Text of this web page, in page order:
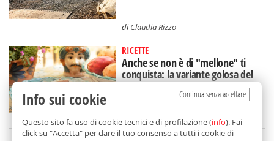
diClaudia Rizzo
RICETTE
Anche se non è di "mellone" ti
conquista: la variante golosa del
dolce (siciliano) estivo
diRedazione
Continua senza accettare
Info sui cookie
Questo sito fa uso di cookie tecnici e di profilazione (info). Fai
click su "Accetta" per dare il tuo consenso a tutti i cookie di